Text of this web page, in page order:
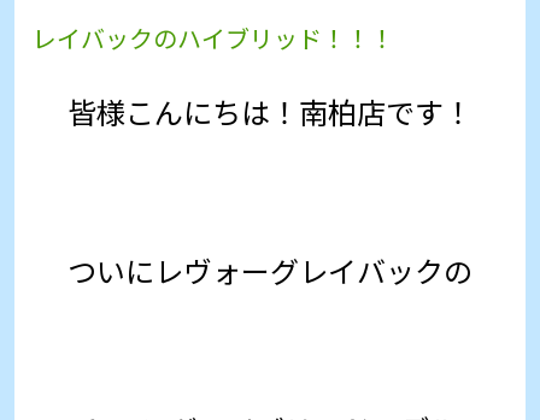
レイバックのハイブリッド！！！
皆様こんにちは！南柏店です！
ついにレヴォーグレイバックの